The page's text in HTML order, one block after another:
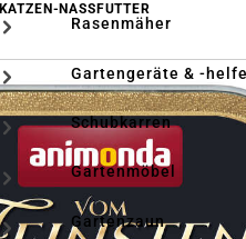
Rasenmäher
Gartengeräte & -
Schubkarren
Gartenmöbel
Gartenzaun
KATZEN-NASSFUTTER